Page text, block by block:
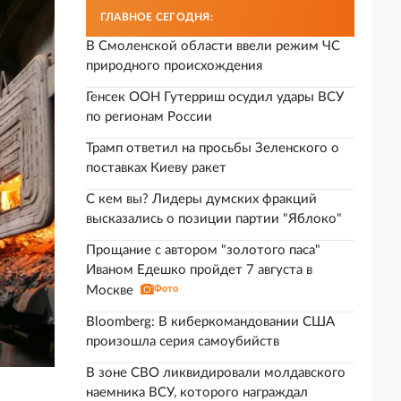
ГЛАВНОЕ СЕГОДНЯ:
В Смоленской области ввели режим ЧС
природного происхождения
Генсек ООН Гутерриш осудил удары ВСУ
по регионам России
Трамп ответил на просьбы Зеленского о
поставках Киеву ракет
С кем вы? Лидеры думских фракций
высказались о позиции партии "Яблоко"
Прощание с автором "золотого паса"
Иваном Едешко пройдет 7 августа в
Москве
Фото
Bloomberg: В киберкомандовании США
произошла серия самоубийств
В зоне СВО ликвидировали молдавского
наемника ВСУ, которого награждал